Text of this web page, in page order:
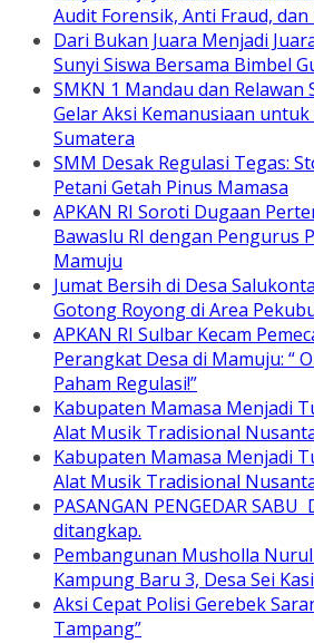
Audit Forensik, Anti Fraud,
Dari Bukan Juara Menjadi
Sunyi Siswa Bersama Bimbel
SMKN 1 Mandau dan Relawan
Gelar Aksi Kemanusiaan
Sumatera
SMM Desak Regulasi Tegas:
Petani Getah Pinus Mamasa
APKAN RI Soroti Dugaan
Bawaslu RI dengan Pengurus
Mamuju
Jumat Bersih di Desa
Gotong Royong di Area
APKAN RI Sulbar Kecam
Perangkat Desa di Mamuju: “
Paham Regulasi!”
Kabupaten Mamasa Menjadi
Alat Musik Tradisional
Kabupaten Mamasa Menjadi
Alat Musik Tradisional
PASANGAN PENGEDAR
ditangkap.
Pembangunan Musholla
Kampung Baru 3, Desa Sei
Aksi Cepat Polisi Gerebek
Tampang”